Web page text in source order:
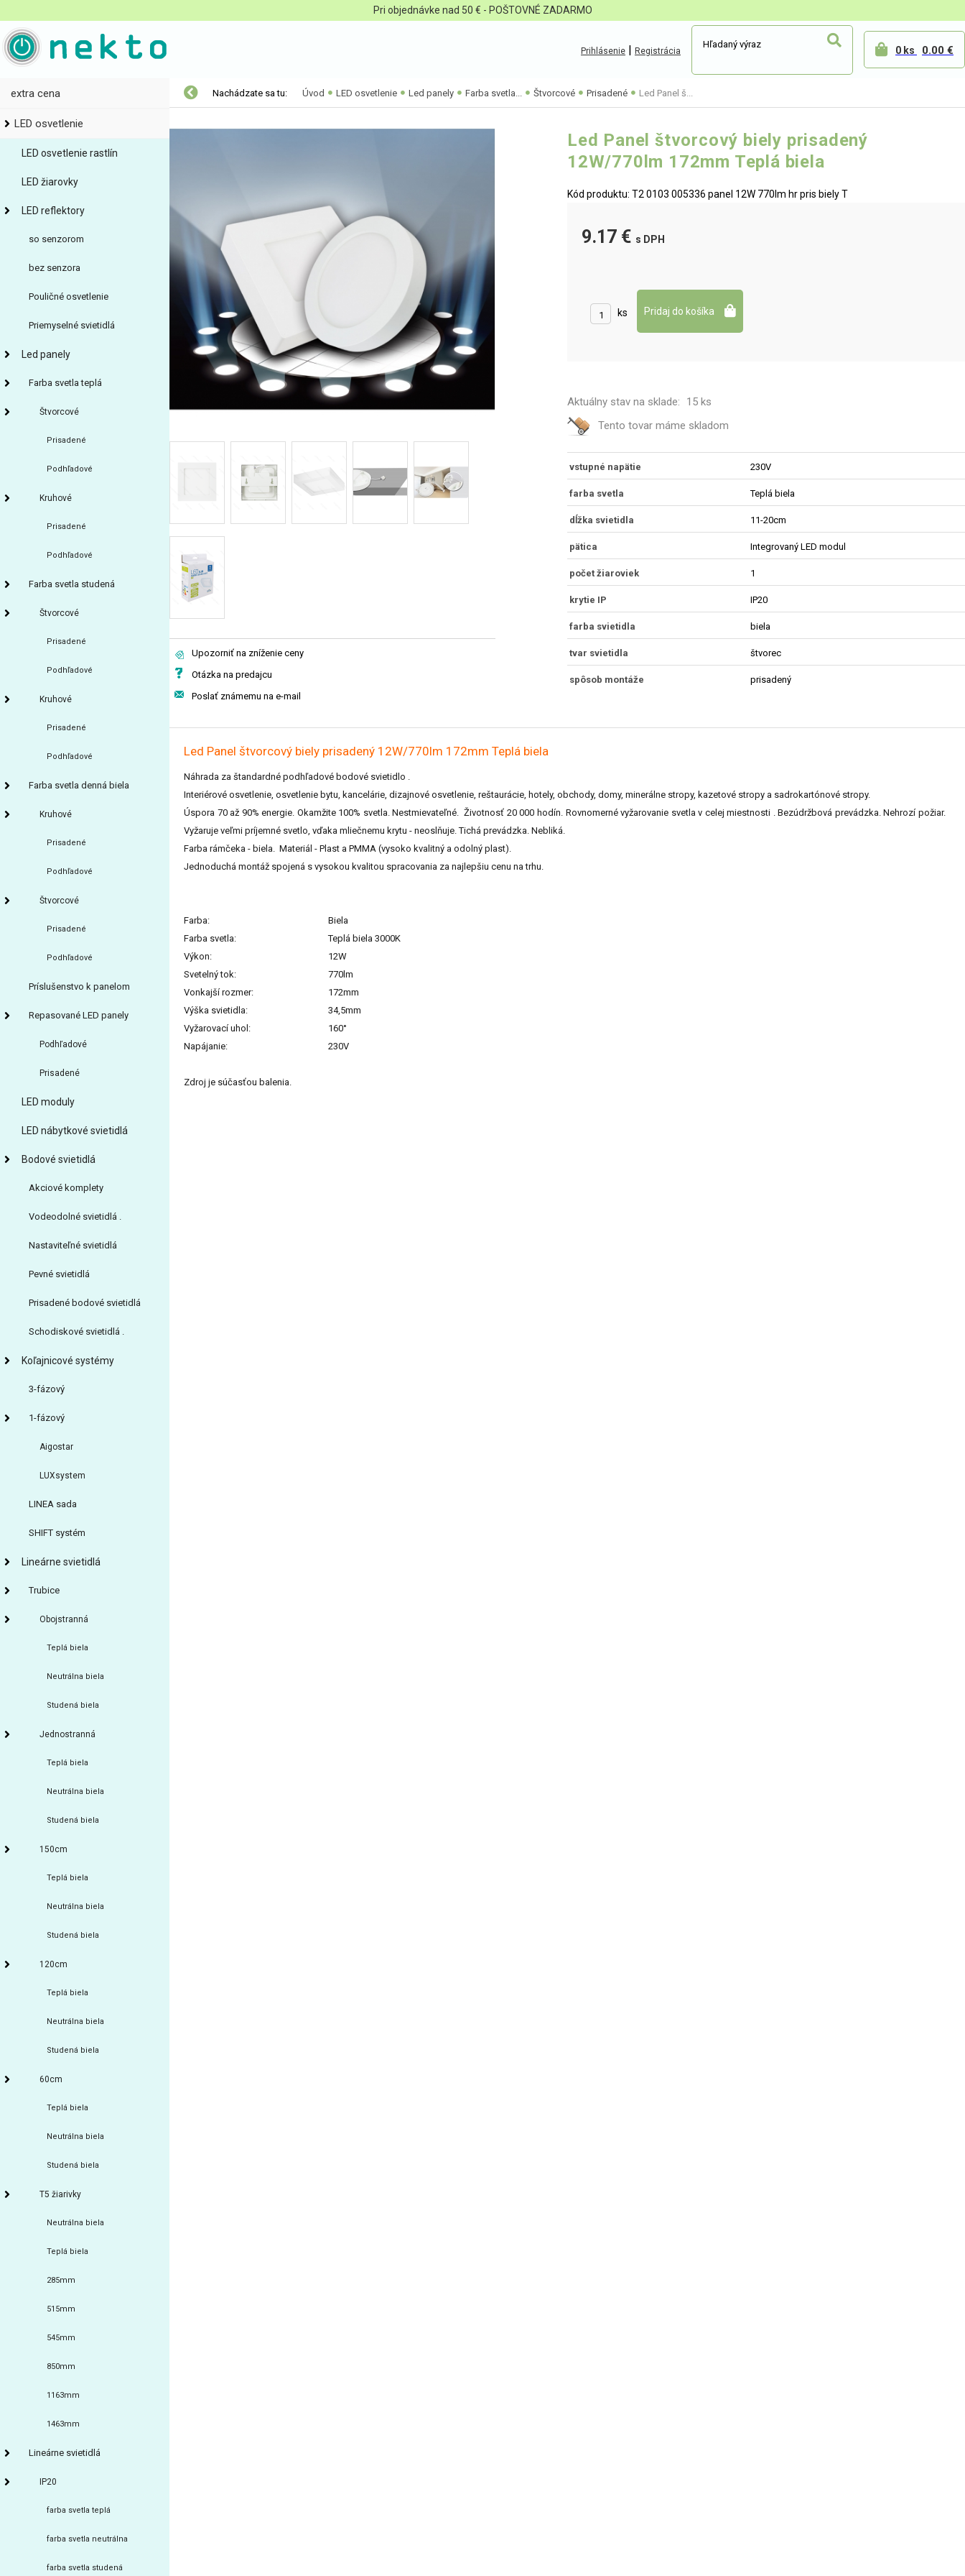
Pri objednávke nad 50 € - POŠTOVNÉ ZADARMO
Prihlásenie | Registrácia 0 ks 0.00 €
extra cena
LED osvetlenie
LED osvetlenie rastlín
LED žiarovky
LED reflektory
so senzorom
bez senzora
Pouličné osvetlenie
Priemyselné svietidlá
Led panely
Farba svetla teplá
Štvorcové
Prisadené
Podhľadové
Kruhové
Prisadené
Podhľadové
Farba svetla studená
Štvorcové
Prisadené
Podhľadové
Kruhové
Prisadené
Podhľadové
Farba svetla denná biela
Kruhové
Prisadené
Podhľadové
Štvorcové
Prisadené
Podhľadové
Príslušenstvo k panelom
Repasované LED panely
Podhľadové
Prisadené
LED moduly
LED nábytkové svietidlá
Bodové svietidlá
Akciové komplety
Vodeodolné svietidlá .
Nastaviteľné svietidlá
Pevné svietidlá
Prisadené bodové svietidlá
Schodiskové svietidlá .
Koľajnicové systémy
3-fázový
1-fázový
Aigostar
LUXsystem
LINEA sada
SHIFT systém
Lineárne svietidlá
Trubice
Obojstranná
Teplá biela
Neutrálna biela
Studená biela
Jednostranná
Teplá biela
Neutrálna biela
Studená biela
150cm
Teplá biela
Neutrálna biela
Studená biela
120cm
Teplá biela
Neutrálna biela
Studená biela
60cm
Teplá biela
Neutrálna biela
Studená biela
T5 žiarivky
Neutrálna biela
Teplá biela
285mm
515mm
545mm
850mm
1163mm
1463mm
Lineárne svietidlá
IP20
farba svetla teplá
farba svetla neutrálna
farba svetla studená
Nachádzate sa tu: Úvod LED osvetlenie Led panely Farba svetla... Štvorcové Prisadené Led Panel š...
Upozorniť na zníženie ceny
Otázka na predajcu
Poslať známemu na e-mail
Led Panel štvorcový biely prisadený
12W/770lm 172mm Teplá biela
Kód produktu: T2 0103 005336 panel 12W 770lm hr pris biely T
9.17 € s DPH
ks
Aktuálny stav na sklade:
15 ks
Tento tovar máme skladom
vstupné napätie 230V
farba svetla Teplá biela
dĺžka svietidla 11-20cm
pätica Integrovaný LED modul
počet žiaroviek 1
krytie IP IP20
farba svietidla biela
tvar svietidla štvorec
spôsob montáže prisadený
Led Panel štvorcový biely prisadený 12W/770lm 172mm Teplá biela
Náhrada za štandardné podhľadové bodové svietidlo .
Interiérové osvetlenie, osvetlenie bytu, kancelárie, dizajnové osvetlenie, reštaurácie, hotely, obchody, domy, minerálne stropy, kazetové stropy a sadrokartónové stropy.
Úspora 70 až 90% energie. Okamžite 100% svetla. Nestmievateľné. Životnosť 20 000 hodín. Rovnomerné vyžarovanie svetla v celej miestnosti . Bezúdržbová prevádzka. Nehrozí požiar.
Vyžaruje veľmi príjemné svetlo, vďaka mliečnemu krytu - neoslňuje. Tichá prevádzka. Nebliká.
Farba rámčeka - biela. Materiál - Plast a PMMA (vysoko kvalitný a odolný plast).
Jednoduchá montáž spojená s vysokou kvalitou spracovania za najlepšiu cenu na trhu.
Farba:
Biela
Farba svetla:
Teplá biela 3000K
Výkon:
12W
Svetelný tok:
770lm
Vonkajší rozmer:
172mm
Výška svietidla:
34,5mm
Vyžarovací uhol:
160°
Napájanie:
230V
Zdroj je súčasťou balenia.